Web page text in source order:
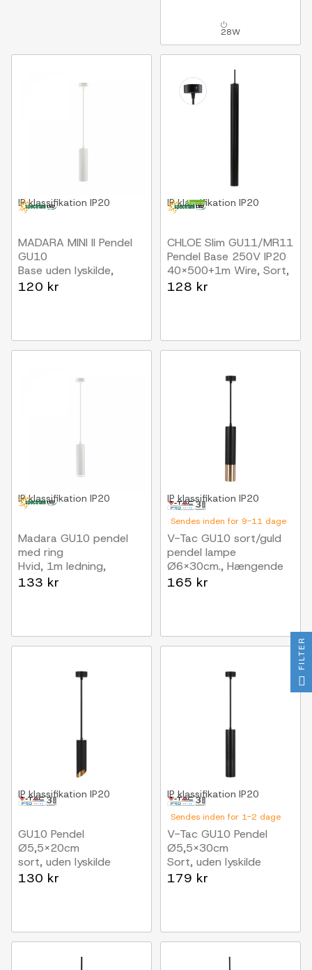
28W
IP klassifikation IP20
MADARA MINI II Pendel
GU10
Base uden lyskilde,
230V, IP20,
120 kr
IP klassifikation IP20
CHLOE Slim GU11/MR11
Pendel Base 250V IP20
40x500+1m Wire, Sort,
Justerbar Strålevinkel,
128 kr
IP klassifikation IP20
Madara GU10 pendel
med ring
Hvid, 1m ledning,
Ø55x200mm, IP20,
133 kr
Sendes inden for 9-11 dage
IP klassifikation IP20
V-Tac GU10 sort/guld
pendel lampe
Ø6x30cm., Hængende
Pendel med GU10
165 kr
IP klassifikation IP20
GU10 Pendel
Ø5,5x20cm
sort, uden lyskilde
130 kr
Sendes inden for 1-2 dage
IP klassifikation IP20
V-Tac GU10 Pendel
Ø5,5x30cm
Sort, uden lyskilde
179 kr
FILTER